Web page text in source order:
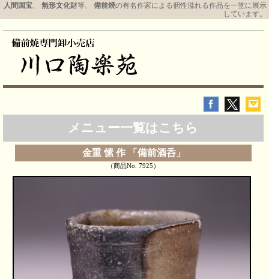
人間国宝、 無形文化財等、 備前焼の有名作家による個性溢れる作品を一堂に展示
しています。
メニュー一覧はこちら
金重 愫 作 「備前酒呑」
（商品No. 7925）